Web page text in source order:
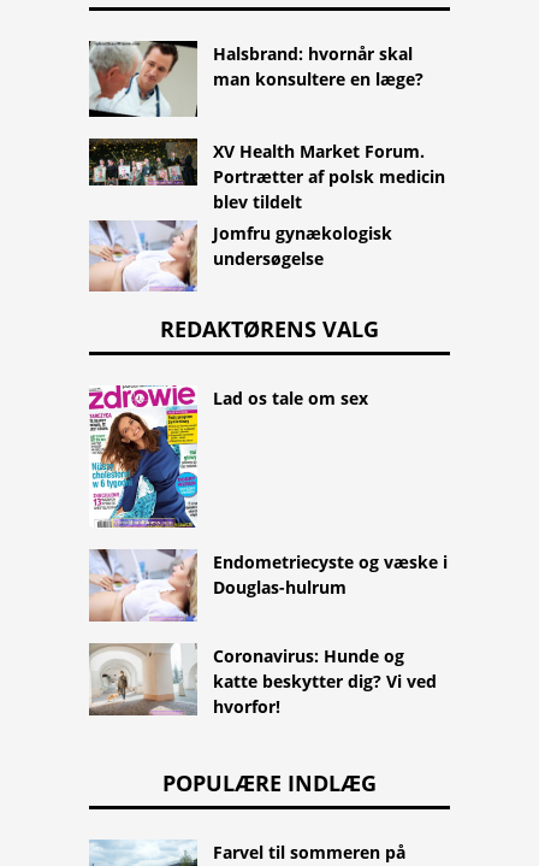
Halsbrand: hvornår skal
man konsultere en læge?
XV Health Market Forum.
Portrætter af polsk medicin
blev tildelt
Jomfru gynækologisk
undersøgelse
REDAKTØRENS VALG
Lad os tale om sex
Endometriecyste og væske i
Douglas-hulrum
Coronavirus: Hunde og
katte beskytter dig? Vi ved
hvorfor!
POPULÆRE INDLÆG
Farvel til sommeren på